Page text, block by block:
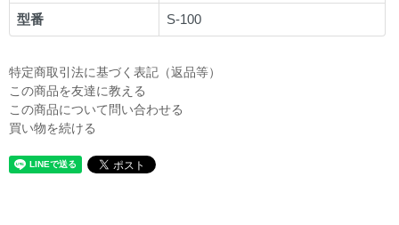
型番 S-100
特定商取引法に基づく表記（返品等）
この商品を友達に教える
この商品について問い合わせる
買い物を続ける